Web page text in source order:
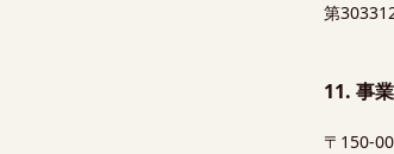
第
11. 事
〒150-